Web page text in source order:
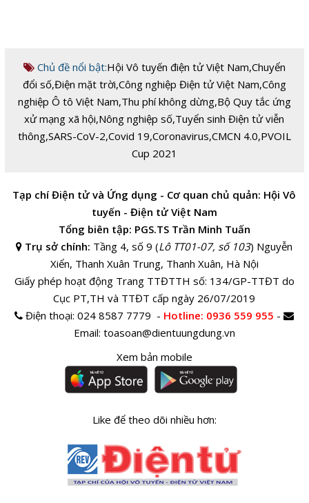
Chủ đề nổi bật:Hội Vô tuyến điện tử Việt Nam,Chuyển
đổi số,Điện mặt trời,Công nghiệp Điện tử Việt Nam,Công
nghiệp Ô tô Việt Nam,Thu phí không dừng,Bộ Quy tắc ứng
xử mạng xã hội,Nông nghiệp số,Tuyển sinh Điện tử viễn
thông,SARS-CoV-2,Covid 19,Coronavirus,CMCN 4.0,PVOIL
Cup 2021
Tạp chí Điện tử và Ứng dụng - Cơ quan chủ quản: Hội Vô
tuyến - Điện tử Việt Nam
Tổng biên tập: PGS.TS Trần Minh Tuấn
Trụ sở chính: Tầng 4, số 9 (Lô TT01-07, số 103) Nguyễn
Xiển, Thanh Xuân Trung, Thanh Xuân, Hà Nội
Giấy phép hoạt động Trang TTĐTTH số: 134/GP-TTĐT do
Cục PT,TH và TTĐT cấp ngày 26/07/2019
Điện thoại:024 8587 7779 - Hotline: 0936 559 955 -
Email: toasoan@dientuungdung.vn
Xem bản mobile
Like để theo dõi nhiều hơn: